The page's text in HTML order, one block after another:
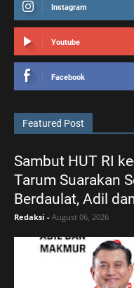
Instagram
Youtube
Facebook
Featured Post
Sambut HUT RI
Tarum Suarakan
Berdaulat, Adil
Redaksi - August 06, 2026